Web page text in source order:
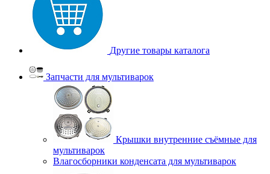
Другие товары каталога
Запчасти для мультиварок
Крышки внутренние съёмные для
мультиварок
Влагосборники конденсата для мультиварок